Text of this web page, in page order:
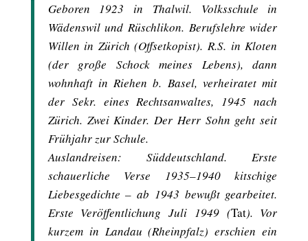
Geboren 1923 in Thalwil. Volksschule in
Wädenswil und Rüschlikon. Berufslehre wider
Willen in Zürich (Offsetkopist). R.S. in Kloten
(der große Schock meines Lebens), dann
wohnhaft in Riehen b. Basel, verheiratet mit
der Sekr. eines Rechtsanwaltes, 1945 nach
Zürich. Zwei Kinder. Der Herr Sohn geht seit
Frühjahr zur Schule.
Auslandreisen: Süddeutschland. Erste
schauerliche Verse 1935–1940 kitschige
Liebesgedichte – ab 1943 bewußt gearbeitet.
Erste Veröffentlichung Juli 1949 (Tat). Vor
kurzem in Landau (Rheinpfalz) erschien ein